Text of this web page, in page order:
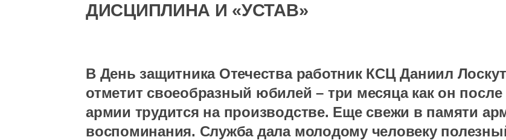
ДИСЦИПЛИНА И «УСТАВ»
В День защитника Отечества работник КСЦ Даниил
отметит своеобразный юбилей – три месяца как он
армии трудится на производстве. Еще свежи в памяти
воспоминания. Служба дала молодому человеку